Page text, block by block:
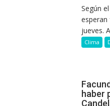
Según
esperan
jueves.
Clima
haber